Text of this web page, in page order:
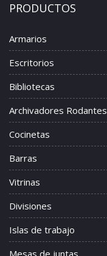
PRODUCTOS
Armarios
Escritorios
Bibliotecas
Archivadores Rodantes
Cocinetas
Barras
Vitrinas
Divisiones
Islas de trabajo